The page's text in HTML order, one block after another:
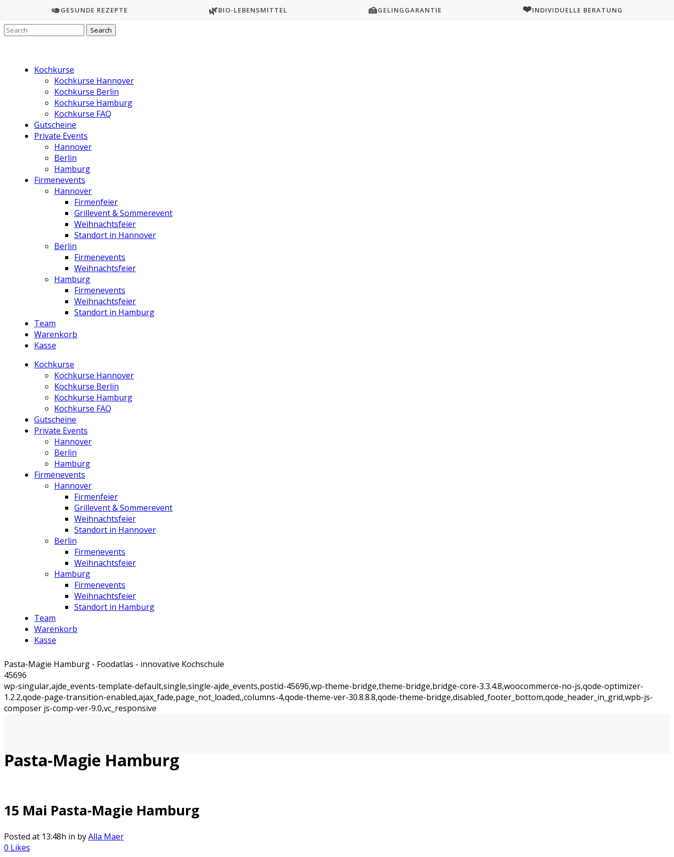
🥑GESUNDE REZEPTE 🌿BIO-LEBENSMITTEL 🍰GELINGGARANTIE ❤️INDIVIDUELLE BERATUNG
Kochkurse
Kochkurse Hannover
Kochkurse Berlin
Kochkurse Hamburg
Kochkurse FAQ
Gutscheine
Private Events
Hannover
Berlin
Hamburg
Firmenevents
Hannover
Firmenfeier
Grillevent & Sommerevent
Weihnachtsfeier
Standort in Hannover
Berlin
Firmenevents
Weihnachtsfeier
Hamburg
Firmenevents
Weihnachtsfeier
Standort in Hamburg
Team
Warenkorb
Kasse
Kochkurse
Kochkurse Hannover
Kochkurse Berlin
Kochkurse Hamburg
Kochkurse FAQ
Gutscheine
Private Events
Hannover
Berlin
Hamburg
Firmenevents
Hannover
Firmenfeier
Grillevent & Sommerevent
Weihnachtsfeier
Standort in Hannover
Berlin
Firmenevents
Weihnachtsfeier
Hamburg
Firmenevents
Weihnachtsfeier
Standort in Hamburg
Team
Warenkorb
Kasse
Pasta-Magie Hamburg - Foodatlas - innovative Kochschule
45696
wp-singular,ajde_events-template-default,single,single-ajde_events,postid-45696,wp-theme-bridge,theme-bridge,bridge-core-3.3.4.8,woocommerce-no-js,qode-optimizer-
1.2.2,qode-page-transition-enabled,ajax_fade,page_not_loaded,,columns-4,qode-theme-ver-30.8.8.8,qode-theme-bridge,disabled_footer_bottom,qode_header_in_grid,wpb-js-
composer js-comp-ver-9.0,vc_responsive
Pasta-Magie Hamburg
15 Mai Pasta-Magie Hamburg
Posted at 13:48h in byAlla Maer
0 Likes